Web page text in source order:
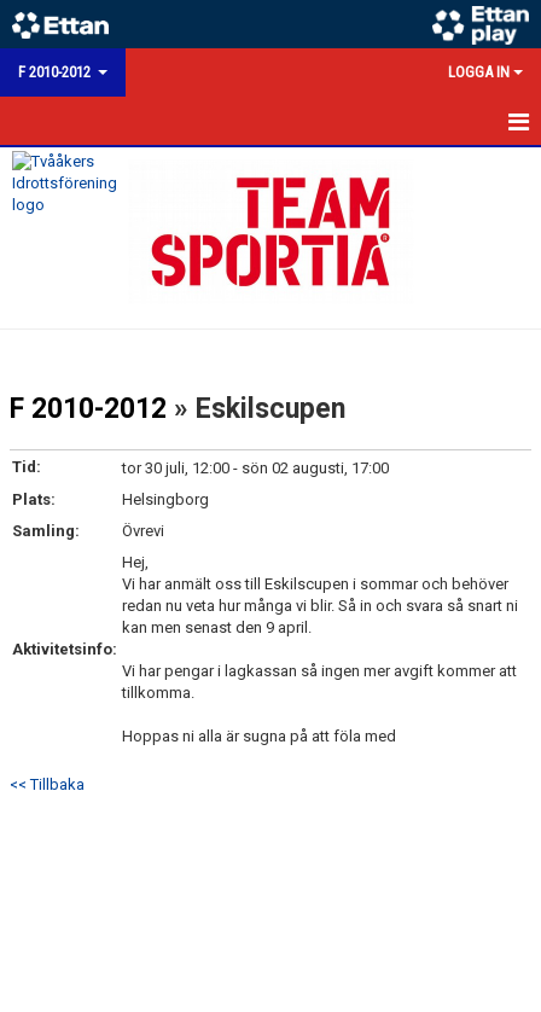
F 2010-2012 LOGGA IN
HEM
F 2010-2012 » Eskilscupen
Tid:
tor 30 juli, 12:00 - sön 02 augusti, 17:00
Plats:
Helsingborg
Samling:
Övrevi
Aktivitetsinfo:
Hej,
Vi har anmält oss till Eskilscupen i sommar och behöver
redan nu veta hur många vi blir. Så in och svara så snart ni
kan men senast den 9 april.
Vi har pengar i lagkassan så ingen mer avgift kommer att
tillkomma.
Hoppas ni alla är sugna på att föla med
<< Tillbaka